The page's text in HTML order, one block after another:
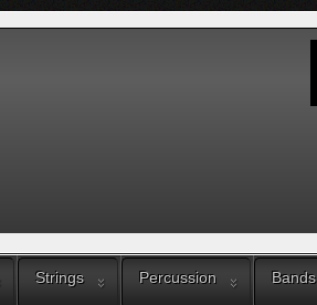
Strings Percussion Bands